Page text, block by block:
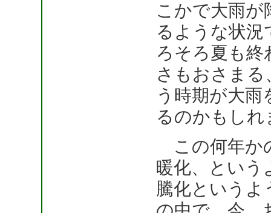
こかで大雨が
るような状況
ろそろ夏も終
さもおさまる
う時期が大雨
るのかもしれ
この何年か
暖化、という
騰化というよ